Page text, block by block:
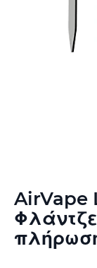
AirVape
στην
αρχή
της
συλλογής